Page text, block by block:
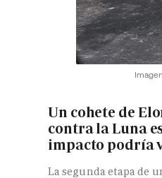
Un cohete de
contra la Luna
impacto podría
La segunda etapa de